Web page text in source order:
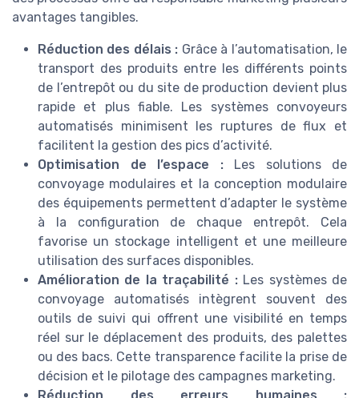
avantages tangibles.
Réduction des délais : Grâce à l’automatisation, le
transport des produits entre les différents points
de l’entrepôt ou du site de production devient plus
rapide et plus fiable. Les systèmes convoyeurs
automatisés minimisent les ruptures de flux et
facilitent la gestion des pics d’activité.
Optimisation de l’espace :Les solutions de
convoyage modulaires et la conception modulaire
des équipements permettent d’adapter le système
à la configuration de chaque entrepôt. Cela
favorise un stockage intelligent et une meilleure
utilisation des surfaces disponibles.
Amélioration de la traçabilité :Les systèmes de
convoyage automatisés intègrent souvent des
outils de suivi qui offrent une visibilité en temps
réel sur le déplacement des produits, des palettes
ou des bacs. Cette transparence facilite la prise de
décision et le pilotage des campagnes marketing.
Réduction des erreurs humaines :